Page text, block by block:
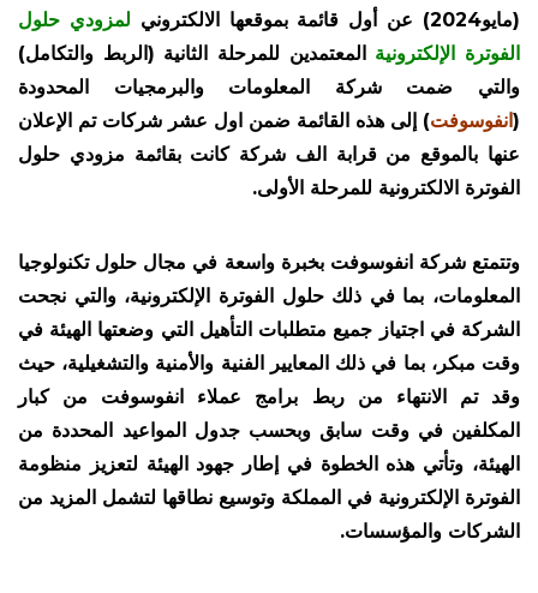
(مايو2024) عن أول قائمة بموقعها الالكتروني
لمزودي حلول
الفوترة الإلكترونية المعتمدين للمرحلة الثانية (الربط والتكامل)
والتي ضمت شركة المعلومات والبرمجيات المحدودة
( انفوسوفت) إلى هذه القائمة ضمن اول عشر شركات تم الإعلان
عنها بالموقع من قرابة الف شركة كانت بقائمة مزودي حلول
الفوترة الالكترونية للمرحلة الأولى.
وتتمتع شركة انفوسوفت بخبرة واسعة في مجال حلول تكنولوجيا
المعلومات، بما في ذلك حلول الفوترة الإلكترونية، والتي نجحت
الشركة في اجتياز جميع متطلبات التأهيل التي وضعتها الهيئة في
وقت مبكر، بما في ذلك المعايير الفنية والأمنية والتشغيلية، حيث
وقد تم الانتهاء من ربط برامج عملاء انفوسوفت من كبار
المكلفين في وقت سابق وبحسب جدول المواعيد المحددة من
الهيئة، وتأتي هذه الخطوة في إطار جهود الهيئة لتعزيز منظومة
الفوترة الإلكترونية في المملكة وتوسيع نطاقها لتشمل المزيد من
الشركات والمؤسسات.